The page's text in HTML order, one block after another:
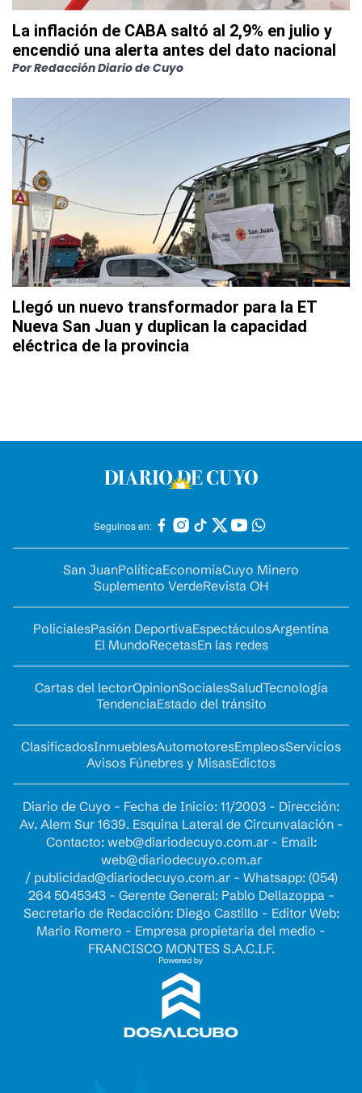
La inflación de CABA saltó al 2,9% en julio y
encendió una alerta antes del dato nacional
PorRedacción Diario de Cuyo
Llegó un nuevo transformador para la ET
Nueva San Juan y duplican la capacidad
eléctrica de la provincia
Seguinos en:
San JuanPolíticaEconomíaCuyo Minero
Suplemento VerdeRevista OH
PolicialesPasión DeportivaEspectáculosArgentina
El MundoRecetasEn las redes
Cartas del lectorOpinionSocialesSaludTecnología
TendenciaEstado del tránsito
ClasificadosInmueblesAutomotoresEmpleosServicios
Avisos Fúnebres y MisasEdictos
Diario de Cuyo - Fecha de Inicio: 11/2003 - Dirección:
Av. Alem Sur 1639. Esquina Lateral de Circunvalación -
Contacto: web@diariodecuyo.com.ar- Email:
web@diariodecuyo.com.ar
/ publicidad@diariodecuyo.com.ar- Whatsapp: (054)
264 5045343 - Gerente General: Pablo Dellazoppa -
Secretario de Redacción: Diego Castillo - Editor Web:
Mario Romero - Empresa propietaria del medio -
FRANCISCO MONTES S.A.C.I.F.